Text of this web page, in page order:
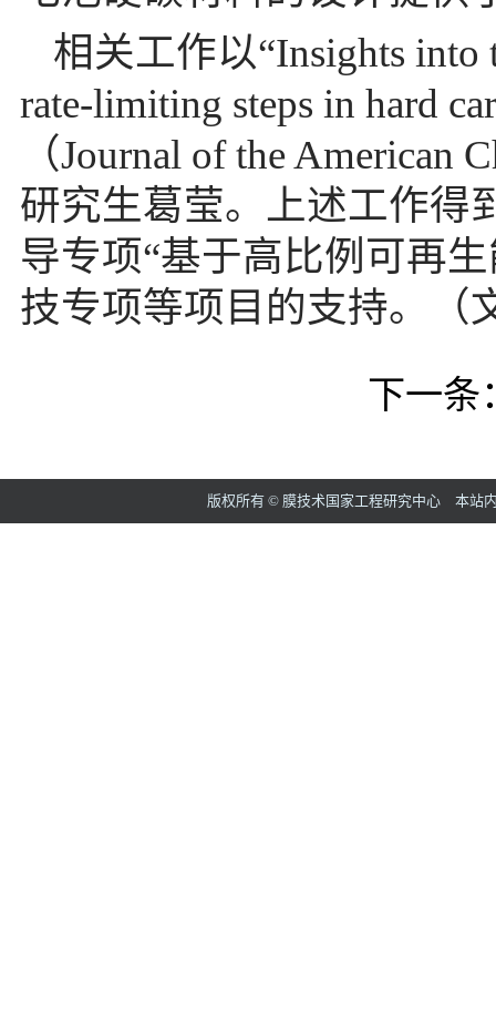
相关工作以“Insights into
rate-limiting steps in hard
（Journal of the American
研究生葛莹。上述工作得
导专项“基于高比例可再
技专项等项目的支持。（
下一条
版权所有 © 膜技术国家工程研究中心 本站